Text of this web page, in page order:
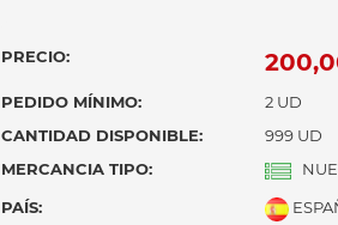
PRECIO:
PEDIDO MÍNIMO:
2 UD
CANTIDAD DISPONIBLE:
999 UD
MERCANCIA TIPO:
PAÍS: